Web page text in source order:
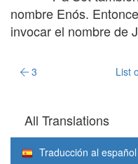
nombre Enós.
invocar el nombre de
3 List
All Translations
Traducción al español